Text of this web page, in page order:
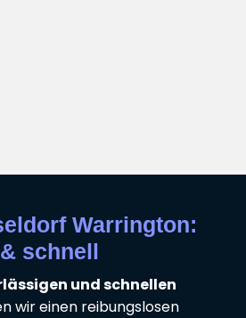
Warrington:
schnell
und schnellen
wir einen reibungslosen